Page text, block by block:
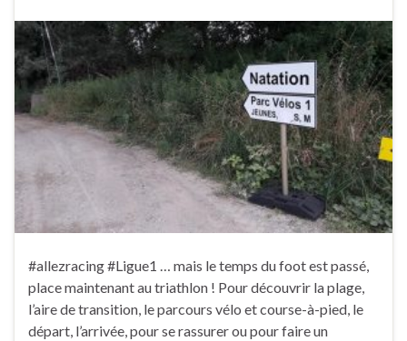
#allezracing #Ligue1 … mais le temps du foot est passé,
place maintenant au triathlon ! Pour découvrir la plage,
l’aire de transition, le parcours vélo et course-à-pied, le
départ, l’arrivée, pour se rassurer ou pour faire un